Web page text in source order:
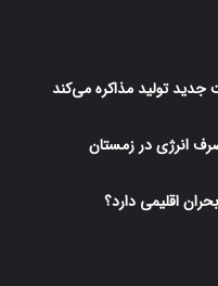
جدید تولید مذاکره می‌کند
انرژی در زمستان
اقلیمی دارد؟